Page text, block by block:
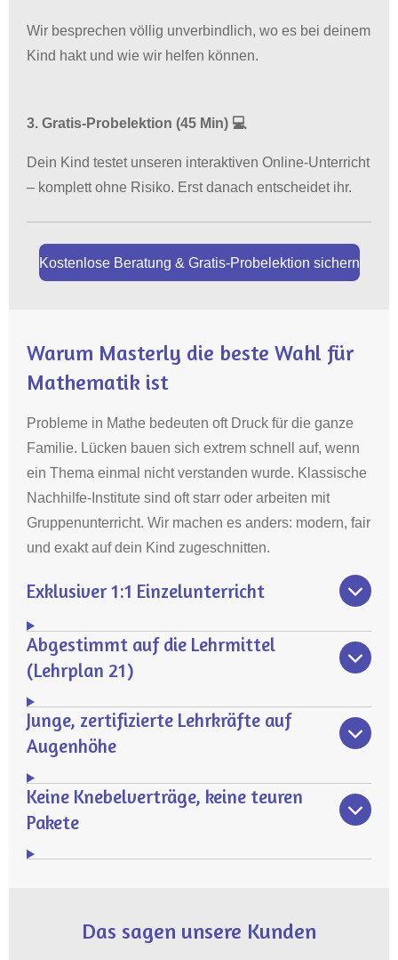
Wir besprechen völlig unverbindlich, wo es bei deinem
Kind hakt und wie wir helfen können.
3. Gratis-Probelektion (45 Min) 💻
Dein Kind testet unseren interaktiven Online-Unterricht
– komplett ohne Risiko. Erst danach entscheidet ihr.
Kostenlose Beratung & Gratis-Probelektion sichern
Warum Masterly die beste Wahl für
Mathematik ist
Probleme in Mathe bedeuten oft Druck für die ganze
Familie. Lücken bauen sich extrem schnell auf, wenn
ein Thema einmal nicht verstanden wurde. Klassische
Nachhilfe-Institute sind oft starr oder arbeiten mit
Gruppenunterricht. Wir machen es anders: modern, fair
und exakt auf dein Kind zugeschnitten.
Exklusiver 1:1 Einzelunterricht
Abgestimmt auf die Lehrmittel
(Lehrplan 21)
Junge, zertifizierte Lehrkräfte auf
Augenhöhe
Keine Knebelverträge, keine teuren
Pakete
Das sagen unsere Kunden